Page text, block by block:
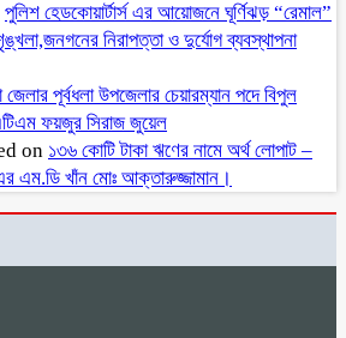
পুলিশ হেডকোয়ার্টার্স এর আয়োজনে ঘূর্ণিঝড় “রেমাল”
নিরাপত্তা ও দুর্যোগ ব্যবস্থাপনা
পূর্বধলা উপজেলার চেয়ারম্যান পদে বিপুল
ফয়জুর সিরাজ জুয়েল
on ১৩৬ কোটি টাকা ঋণের নামে অর্থ লোপাট –
এম.ডি খাঁন মোঃ আক্তারুজ্জামান।